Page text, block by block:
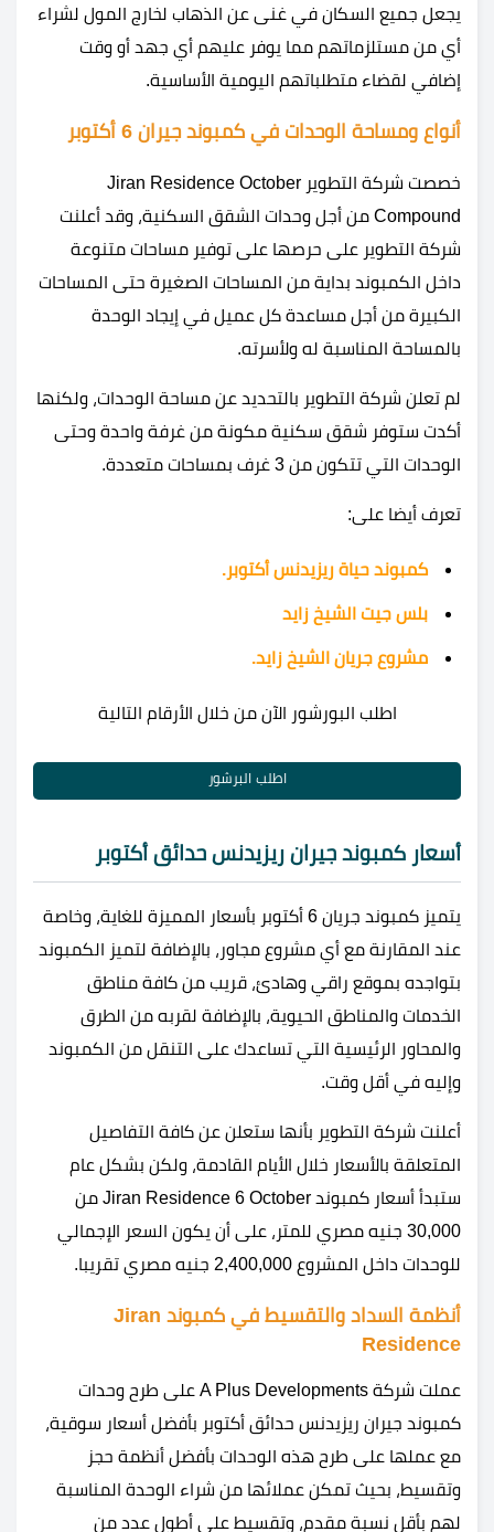
يجعل جميع السكان في غنى عن الذهاب لخارج المول لشراء
أي من مستلزماتهم مما يوفر عليهم أي جهد أو وقت
إضافي لقضاء متطلباتهم اليومية الأساسية.
أنواع ومساحة الوحدات في كمبوند جيران 6 أكتوبر
خصصت شركة التطوير Jiran Residence October
Compound من أجل وحدات الشقق السكنية، وقد أعلنت
شركة التطوير على حرصها على توفير مساحات متنوعة
داخل الكمبوند بداية من المساحات الصغيرة حتى المساحات
الكبيرة من أجل مساعدة كل عميل في إيجاد الوحدة
بالمساحة المناسبة له ولأسرته.
لم تعلن شركة التطوير بالتحديد عن مساحة الوحدات، ولكنها
أكدت ستوفر شقق سكنية مكونة من غرفة واحدة وحتى
الوحدات التي تتكون من 3 غرف بمساحات متعددة.
تعرف أيضا على:
كمبوند حياة ريزيدنس أكتوبر.
بلس جيت الشيخ زايد
مشروع جريان الشيخ زايد.
اطلب البورشور الآن من خلال الأرقام التالية
اطلب البرشور
أسعار كمبوند جيران ريزيدنس حدائق أكتوبر
يتميز كمبوند جريان 6 أكتوبر بأسعار المميزة للغاية، وخاصة
عند المقارنة مع أي مشروع مجاور، بالإضافة لتميز الكمبوند
بتواجده بموقع راقي وهادئ، قريب من كافة مناطق
الخدمات والمناطق الحيوية، بالإضافة لقربه من الطرق
والمحاور الرئيسية التي تساعدك على التنقل من الكمبوند
وإليه في أقل وقت.
أعلنت شركة التطوير بأنها ستعلن عن كافة التفاصيل
المتعلقة بالأسعار خلال الأيام القادمة، ولكن بشكل عام
ستبدأ أسعار كمبوند Jiran Residence 6 October من
30,000 جنيه مصري للمتر، على أن يكون السعر الإجمالي
للوحدات داخل المشروع 2,400,000 جنيه مصري تقريبا.
أنظمة السداد والتقسيط في كمبوند Jiran
Residence
عملت شركة A Plus Developments على طرح وحدات
كمبوند جيران ريزيدنس حدائق أكتوبر بأفضل أسعار سوقية،
مع عملها على طرح هذه الوحدات بأفضل أنظمة حجز
وتقسيط، بحيث تمكن عملائها من شراء الوحدة المناسبة
لهم بأقل نسبة مقدم، وتقسيط على أطول عدد من